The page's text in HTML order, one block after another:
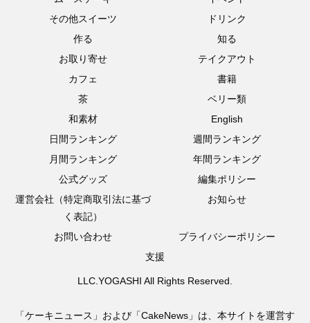
その他スイーツ
ドリンク
作る
知る
お取り寄せ
テイクアウト
カフェ
書籍
茶
ベリー類
和素材
English
日間ランキング
週間ランキング
月間ランキング
年間ランキング
公式グッズ
編集ポリシー
運営会社（特定商取引法に基づ
く表記）
お知らせ
お問い合わせ
プライバシーポリシー
支援
LLC.YOGASHI All Rights Reserved.
「ケーキニュース」および「CakeNews」は、本サイトを運営す